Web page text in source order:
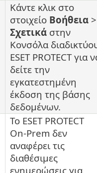
Κάντε κλικ στο
στοιχείο Βοήθεια >
Σχετικά στην
Κονσόλα
ESET PROTECT για
δείτε την
εγκατεστημένη
έκδοση της βάσης
δεδομένων.
Το ESET PROTECT
On-Prem δεν
αναφέρει τις
διαθέσιμες
ενημερώσεις για